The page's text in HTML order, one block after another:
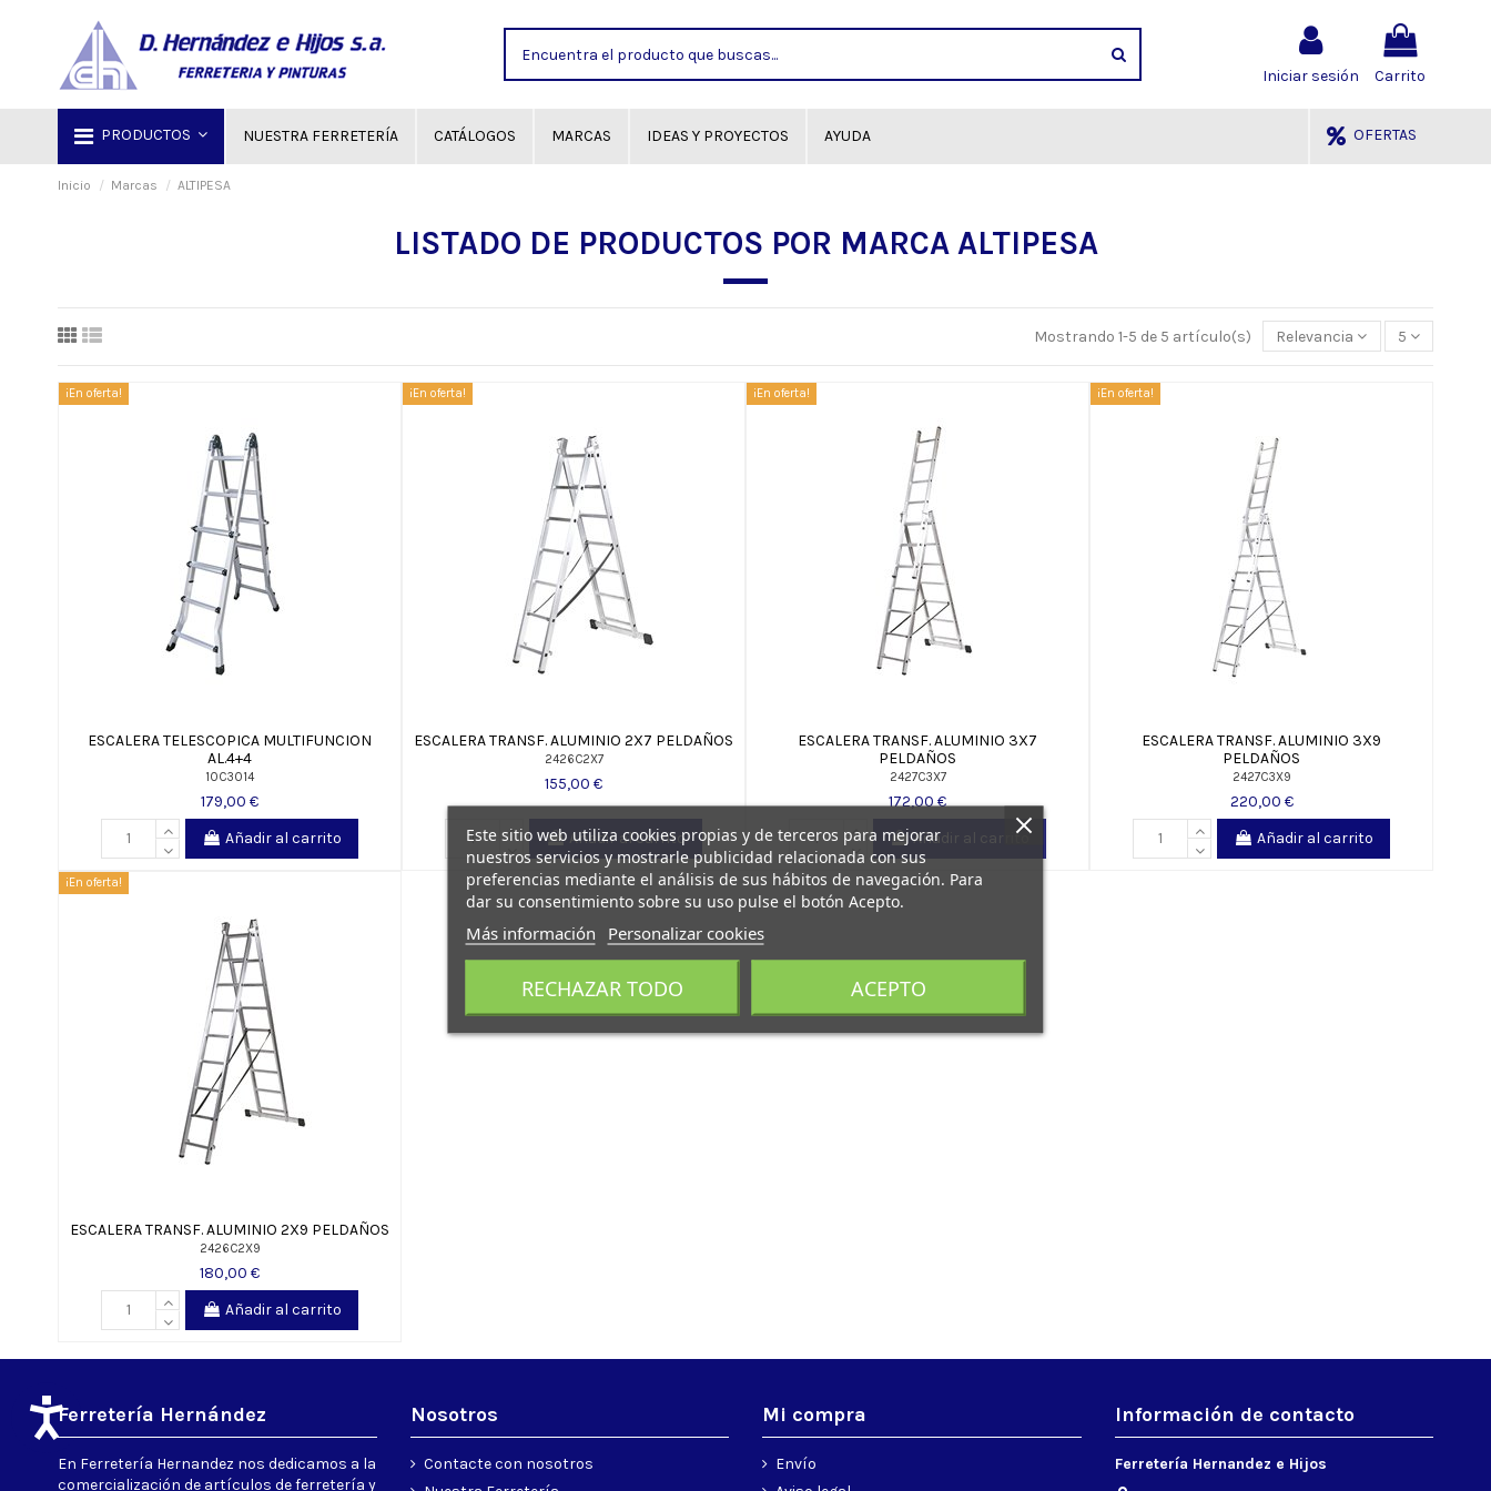
Iniciar sesión Carrito
PRODUCTOS NUESTRA FERRETERÍA CATÁLOGOS MARCAS IDEAS Y PROYECTOS AYUDA OFERTAS
Inicio Marcas ALTIPESA
LISTADO DE PRODUCTOS POR MARCA ALTIPESA
Mostrando 1-5 de 5 artículo(s) Relevancia 5
¡En oferta!
ESCALERA TELESCOPICA MULTIFUNCION
AL.4+4
10C3014
179,00 €
Añadir al carrito
¡En oferta!
ESCALERA TRANSF. ALUMINIO 2X7 PELDAÑOS
2426C2X7
155,00 €
Añadir al carrito
¡En oferta!
ESCALERA TRANSF. ALUMINIO 3X7
PELDAÑOS
2427C3X7
172,00 €
Añadir al carrito
¡En oferta!
ESCALERA TRANSF. ALUMINIO 3X9
PELDAÑOS
2427C3X9
220,00 €
Añadir al carrito
¡En oferta!
ESCALERA TRANSF. ALUMINIO 2X9 PELDAÑOS
2426C2X9
180,00 €
Añadir al carrito
Ferretería Hernández
En Ferretería Hernandez nos dedicamos a la
comercialización de artículos de ferretería y
Nosotros
Contacte con nosotros
Mi compra
Envío
Información de contacto
Ferretería Hernandez e Hijos
Este sitio web utiliza cookies propias y de terceros para mejorar
nuestros servicios y mostrarle publicidad relacionada con sus
preferencias mediante el análisis de sus hábitos de navegación. Para
dar su consentimiento sobre su uso pulse el botón Acepto.
Más información Personalizar cookies
RECHAZAR TODO ACEPTO